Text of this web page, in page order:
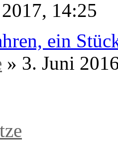
2019,
Meier » 2.